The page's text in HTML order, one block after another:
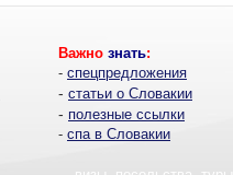
Важно знать:
- спецпредложения
- статьи о Словакии
- полезные ссылки
- спа в Словакии